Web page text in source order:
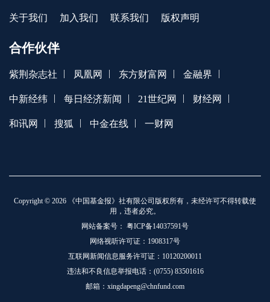
关于我们 加入我们 联系我们 版权声明
合作伙伴
紫荆杂志社 凤凰网 东方财富网 金融界
中新经纬 每日经济新闻 21世纪网 财经网
和讯网 搜狐 中金在线 一财网
Copyright © 2026 《中国基金报》社有限公司版权所有，未经许可不得转载使
用，违者必究。
网站备案号： 粤ICP备14037591号
网络视听许可证：1908317号
互联网新闻信息服务许可证：10120200011
违法和不良信息举报电话：(0755) 83501616
邮箱：xingdapeng@chnfund.com